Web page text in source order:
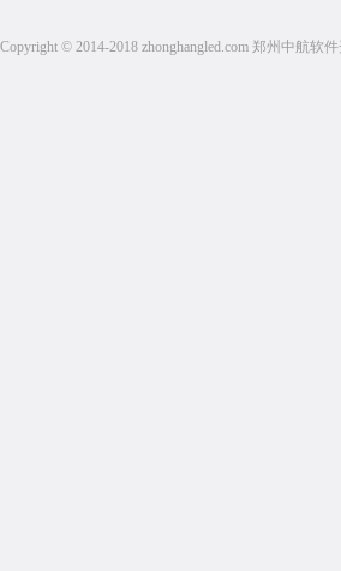
Copyright © 2014-2018 zhonghangled.com 郑州中航软